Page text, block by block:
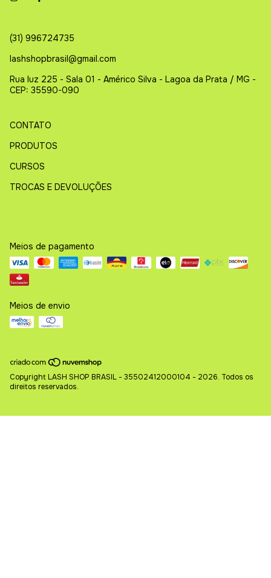
(31) 996724735
lashshopbrasil@gmail.com
Rua luz 225 - Sala 01 - Américo Silva - Lagoa da Prata / MG -
CEP: 35590-090
CONTATO
PRODUTOS
CURSOS
TROCAS E DEVOLUÇÕES
Meios de pagamento
Meios de envio
Copyright LASH SHOP BRASIL - 35502412000104 - 2026. Todos os
direitos reservados.